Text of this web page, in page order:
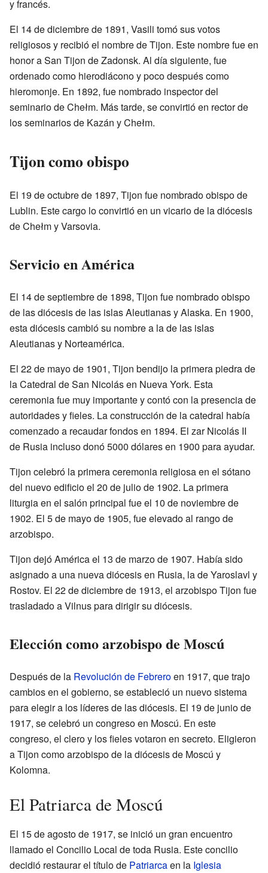
y francés.
El 14 de diciembre de 1891, Vasili tomó sus votos
religiosos y recibió el nombre de Tijon. Este nombre fue en
honor a San Tijon de Zadonsk. Al día siguiente, fue
ordenado como hierodiácono y poco después como
hieromonje. En 1892, fue nombrado inspector del
seminario de Chełm. Más tarde, se convirtió en rector de
los seminarios de Kazán y Chełm.
Tijon como obispo
El 19 de octubre de 1897, Tijon fue nombrado obispo de
Lublin. Este cargo lo convirtió en un vicario de la diócesis
de Chełm y Varsovia.
Servicio en América
El 14 de septiembre de 1898, Tijon fue nombrado obispo
de las diócesis de las islas Aleutianas y Alaska. En 1900,
esta diócesis cambió su nombre a la de las islas
Aleutianas y Norteamérica.
El 22 de mayo de 1901, Tijon bendijo la primera piedra de
la Catedral de San Nicolás en Nueva York. Esta
ceremonia fue muy importante y contó con la presencia de
autoridades y fieles. La construcción de la catedral había
comenzado a recaudar fondos en 1894. El zar Nicolás II
de Rusia incluso donó 5000 dólares en 1900 para ayudar.
Tijon celebró la primera ceremonia religiosa en el sótano
del nuevo edificio el 20 de julio de 1902. La primera
liturgia en el salón principal fue el 10 de noviembre de
1902. El 5 de mayo de 1905, fue elevado al rango de
arzobispo.
Tijon dejó América el 13 de marzo de 1907. Había sido
asignado a una nueva diócesis en Rusia, la de Yaroslavl y
Rostov. El 22 de diciembre de 1913, el arzobispo Tijon fue
trasladado a Vilnus para dirigir su diócesis.
Elección como arzobispo de Moscú
Después de la Revolución de Febreroen 1917, que trajo
cambios en el gobierno, se estableció un nuevo sistema
para elegir a los líderes de las diócesis. El 19 de junio de
1917, se celebró un congreso en Moscú. En este
congreso, el clero y los fieles votaron en secreto. Eligieron
a Tijon como arzobispo de la diócesis de Moscú y
Kolomna.
El Patriarca de Moscú
El 15 de agosto de 1917, se inició un gran encuentro
llamado el Concilio Local de toda Rusia. Este concilio
decidió restaurar el título de Patriarcaen la Iglesia